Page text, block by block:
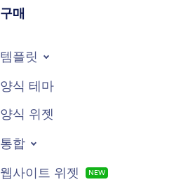
구매
템플릿
양식 테마
양식 위젯
통합
웹사이트 위젯
NEW